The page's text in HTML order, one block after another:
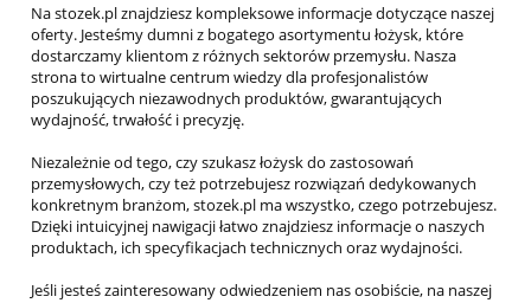
Na stozek.pl znajdziesz kompleksowe informacje dotyczące naszej
oferty. Jesteśmy dumni z bogatego asortymentu łożysk, które
dostarczamy klientom z różnych sektorów przemysłu. Nasza
strona to wirtualne centrum wiedzy dla profesjonalistów
poszukujących niezawodnych produktów, gwarantujących
wydajność, trwałość i precyzję.
Niezależnie od tego, czy szukasz łożysk do zastosowań
przemysłowych, czy też potrzebujesz rozwiązań dedykowanych
konkretnym branżom, stozek.pl ma wszystko, czego potrzebujesz.
Dzięki intuicyjnej nawigacji łatwo znajdziesz informacje o naszych
produktach, ich specyfikacjach technicznych oraz wydajności.
Jeśli jesteś zainteresowany odwiedzeniem nas osobiście, na naszej